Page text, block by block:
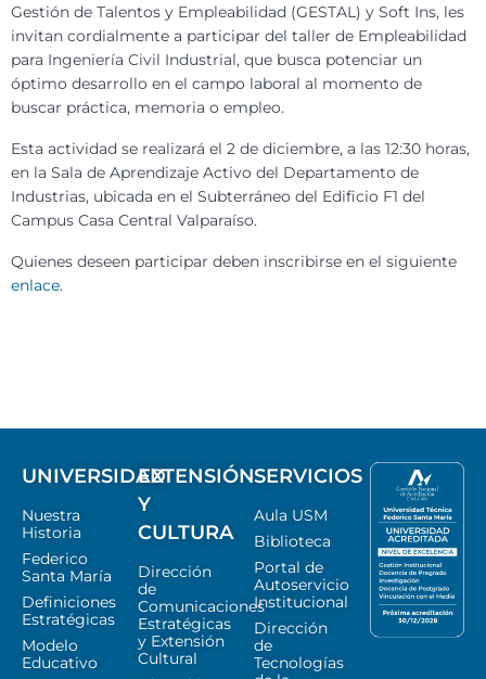
Gestión de Talentos y Empleabilidad (GESTAL) y Soft Ins, les
invitan cordialmente a participar del taller de Empleabilidad
para Ingeniería Civil Industrial, que busca potenciar un
óptimo desarrollo en el campo laboral al momento de
buscar práctica, memoria o empleo.
Esta actividad se realizará el 2 de diciembre, a las 12:30 horas,
en la Sala de Aprendizaje Activo del Departamento de
Industrias, ubicada en el Subterráneo del Edificio F1 del
Campus Casa Central Valparaíso.
Quienes deseen participar deben inscribirse en el siguiente
enlace.
UNIVERSIDAD
Nuestra
Historia
Federico
Santa María
Definiciones
Estratégicas
Modelo
Educativo
EXTENSIÓN
Y
CULTURA
Dirección
de
Comunicaciones
Estratégicas
y Extensión
Cultural
SERVICIOS
Aula USM
Biblioteca
Portal de
Autoservicio
Institucional
Dirección
de
Tecnologías